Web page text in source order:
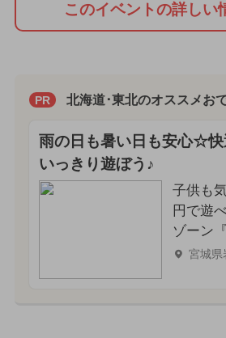
このイベントの詳しい
PR 北海道･東北のオススメお
雨の日も暑い日も安心☆快
いっきり遊ぼう♪
子供も
円で遊
ゾーン
宮城県